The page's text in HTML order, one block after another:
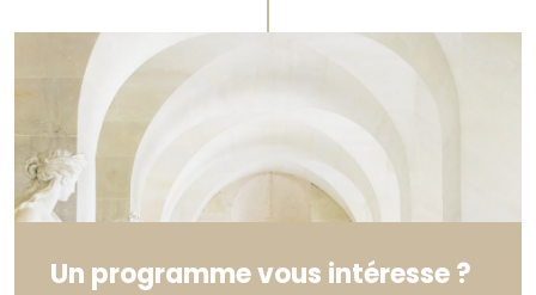
Un programme vous intéresse ?